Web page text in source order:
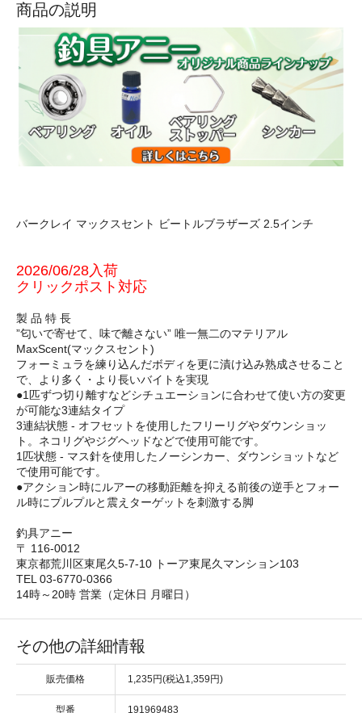
商品の説明
バークレイ マックスセント ビートルブラザーズ 2.5インチ
2026/06/28入荷
クリックポスト対応
製 品 特 長
”匂いで寄せて、味で離さない” 唯一無二のマテリアル
MaxScent(マックスセント)
フォーミュラを練り込んだボディを更に漬け込み熟成させること
で、より多く・より長いバイトを実現
●1匹ずつ切り離すなどシチュエーションに合わせて使い方の変更
が可能な3連結タイプ
3連結状態 - オフセットを使用したフリーリグやダウンショッ
ト。ネコリグやジグヘッドなどで使用可能です。
1匹状態 - マス針を使用したノーシンカー、ダウンショットなど
で使用可能です。
●アクション時にルアーの移動距離を抑える前後の逆手とフォー
ル時にプルプルと震えターゲットを刺激する脚
釣具アニー
〒 116-0012
東京都荒川区東尾久5-7-10 トーア東尾久マンション103
TEL 03-6770-0366
14時～20時 営業（定休日 月曜日）
その他の詳細情報
販売価格 1,235円(税込1,359円)
型番 191969483